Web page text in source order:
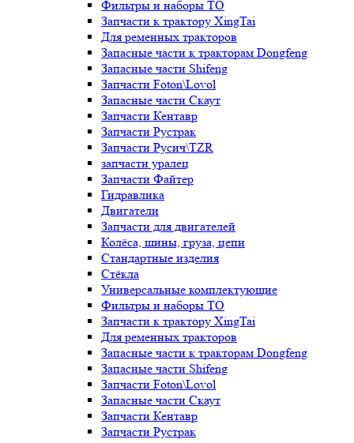
Фильтры и наборы ТО
Запчасти к трактору XingTai
Для ременных тракторов
Запасные части к тракторам Dongfeng
Запасные части Shifeng
Запчасти Foton\Lovol
Запасные части Скаут
Запчасти Кентавр
Запчасти Рустрак
Запчасти Русич\TZR
запчасти уралец
Запчасти Файтер
Гидравлика
Двигатели
Запчасти для двигателей
Колёса, шины, груза, цепи
Стандартные изделия
Стёкла
Универсальные комплектующие
Фильтры и наборы ТО
Запчасти к трактору XingTai
Для ременных тракторов
Запасные части к тракторам Dongfeng
Запасные части Shifeng
Запчасти Foton\Lovol
Запасные части Скаут
Запчасти Кентавр
Запчасти Рустрак